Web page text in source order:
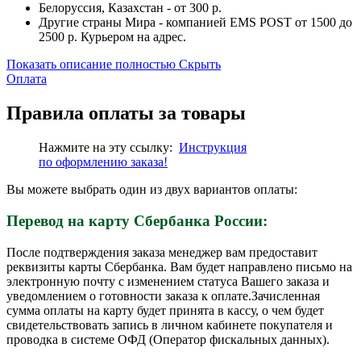
Белоруссия, Казахстан - от 300 р.
Другие страны Мира - компанией EMS POST от 1500 до
2500 р. Курьером на адрес.
Показать описание полностью Скрыть
Оплата
Правила оплаты за товары
Нажмите на эту ссылку: Инструкция
по оформлению заказа!
Вы можете выбрать один из двух вариантов оплаты:
Перевод на карту Сбербанка России:
После подтверждения заказа менеджер вам предоставит
реквизиты карты Сбербанка. Вам будет направлено письмо на
электронную почту с изменением статуса Вашего заказа и
уведомлением о готовности заказа к оплате.Зачисленная
сумма оплаты на карту будет принята в кассу, о чем будет
свидетельствовать запись в личном кабинете покупателя и
проводка в системе ОФД (Оператор фискальных данных).